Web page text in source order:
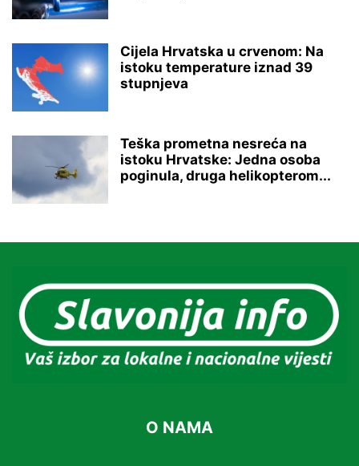
Cijela Hrvatska u crvenom: Na
istoku temperature iznad 39
stupnjeva
Teška prometna nesreća na
istoku Hrvatske: Jedna osoba
poginula, druga helikopterom...
O NAMA